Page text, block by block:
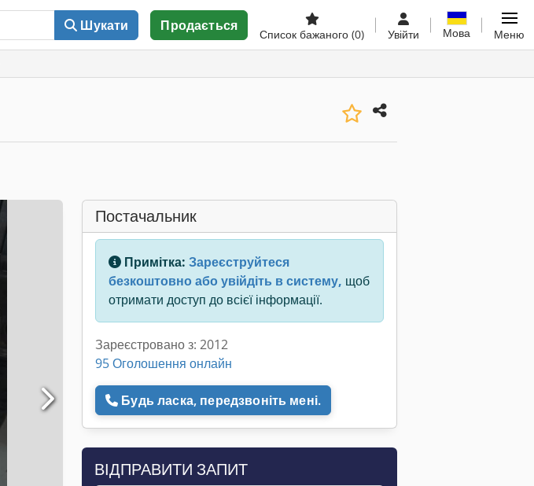
Шукати Продається
Список бажаного (0) Увійти Мова Меню
Постачальник
Примітка: Зареєструйтеся
безкоштовно або увійдіть в систему, щоб
отримати доступ до всієї інформації.
Зареєстровано з: 2012
95 Оголошення онлайн
Будь ласка, передзвоніть мені.
ВІДПРАВИТИ ЗАПИТ